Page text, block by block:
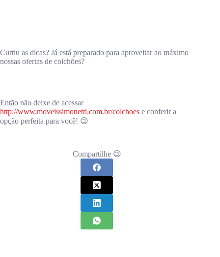
Curtiu as dicas? Já está preparado para aproveitar ao máximo
nossas ofertas de colchões?
Então não deixe de acessar
http://www.moveissimonetti.com.br/colchoes e conferir a
opção perfeita para você! 😉
Compartilhe 😉